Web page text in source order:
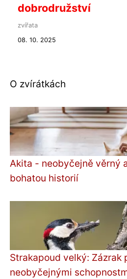
dobrodružství
zvířata
08. 10. 2025
O zvírátkách
Akita - neobyčejně věrný
bohatou historií
Strakapoud velký: Zázrak
neobyčejnými